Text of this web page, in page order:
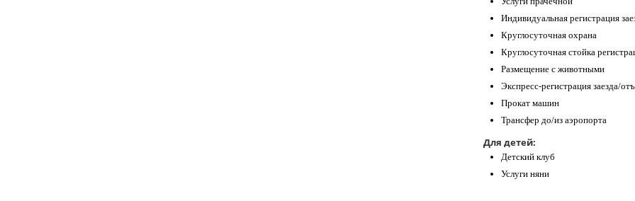
Индивидуальная регистрация
Круглосуточная охрана
Круглосуточная стойка
Размещение с животными
Экспресс-регистрация заезда/
Прокат машин
Трансфер до/из аэропорта
Для детей:
Детский клуб
Услуги няни